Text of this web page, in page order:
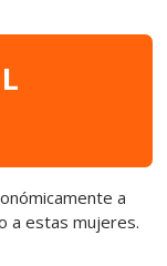
a
a estas mujeres.